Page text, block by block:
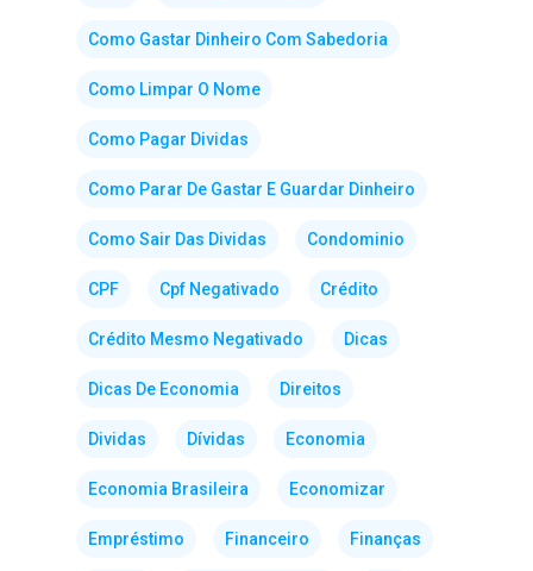
Como Gastar Dinheiro Com Sabedoria
Como Limpar O Nome
Como Pagar Dividas
Como Parar De Gastar E Guardar Dinheiro
Como Sair Das Dividas Condominio
CPF Cpf Negativado Crédito
Crédito Mesmo Negativado Dicas
Dicas De Economia Direitos
Dividas Dívidas Economia
Economia Brasileira Economizar
Empréstimo Financeiro Finanças